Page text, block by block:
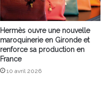
Hermès ouvre une nouvelle
maroquinerie en Gironde et
renforce sa production en
France
10 avril 2026